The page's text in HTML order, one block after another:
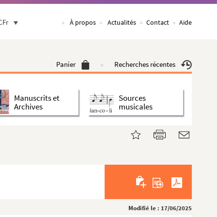
À propos Actualités Contact Aide
Panier Recherches récentes
Manuscrits et
Archives
Sources
musicales
Modifié le : 17/06/2025